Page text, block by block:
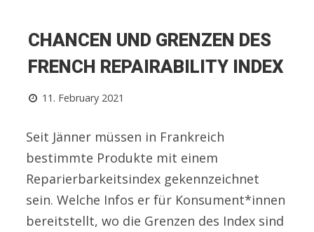
CHANCEN UND GRENZEN DES
FRENCH REPAIRABILITY INDEX
11. February 2021
Seit Jänner müssen in Frankreich
bestimmte Produkte mit einem
Reparierbarkeitsindex gekennzeichnet
sein. Welche Infos er für Konsument*innen
bereitstellt, wo die Grenzen des Index sind